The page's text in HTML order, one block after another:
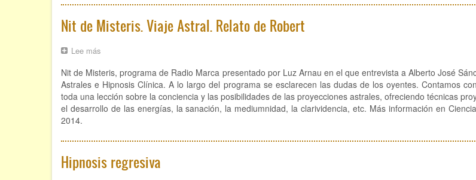
Nit de Misteris. Viaje Astral. Relato de Robert
Lee más
de
Misteris.
Viaje
Astral.
Relato
Nit de Misteris, programa de Radio Marca presentado por Luz Arnau en el que entrevista a Alberto José
Astrales e Hipnosis Clínica. A lo largo del programa se esclarecen las dudas de los oyentes. Contamos
toda una lección sobre la conciencia y las posibilidades de las proyecciones astrales, ofreciendo técnicas
el desarrollo de las energías, la sanación, la mediumnidad, la clarividencia, etc. Más información en
2014.
Hipnosis regresiva